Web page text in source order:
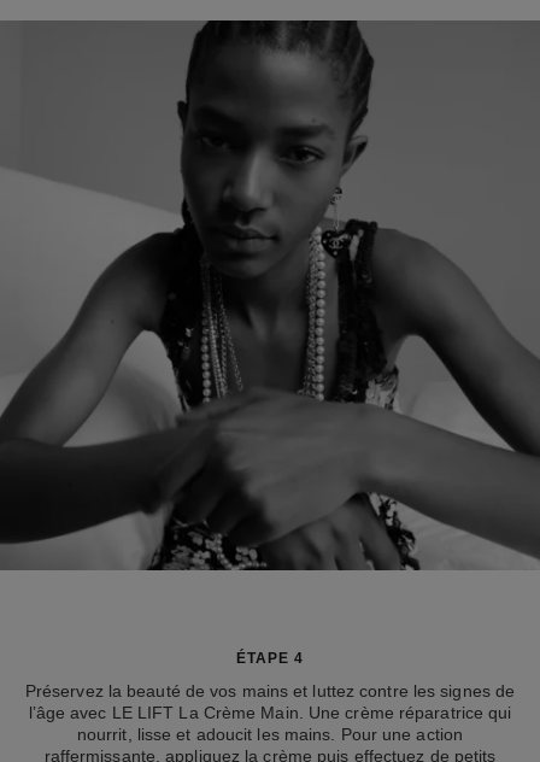
ÉTAPE 4
Préservez la beauté de vos mains et luttez contre les signes de
l’âge avec LE LIFT La Crème Main. Une crème réparatrice qui
nourrit, lisse et adoucit les mains. Pour une action
raffermissante, appliquez la crème puis effectuez de petits